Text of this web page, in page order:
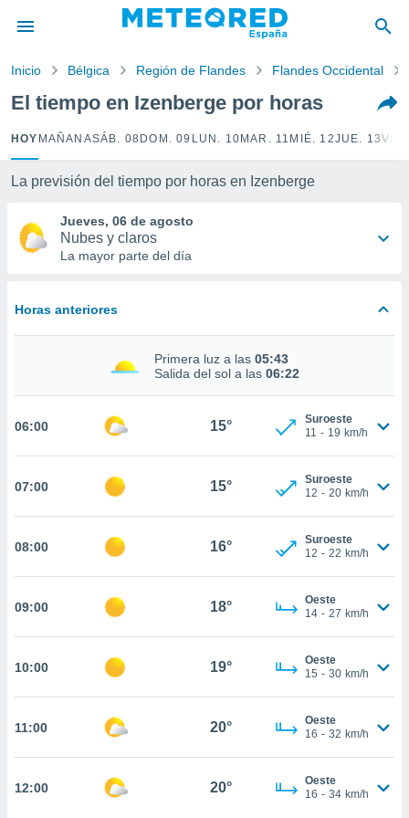
por
para
que se
calidad.
a este
y
digital
permite
seguir
coste.
a la
todas
nuestros
nos
análisis
perfil
y
en
CONFIGURACIÓN
Inicio Bélgica Región de Flandes Flandes Occidental
El tiempo en Izenberge por horas
HOY MAÑANASÁB. 08 DOM. 09 LUN. 10 MAR. 11 MIÉ. 12JUE. 13VIE.
La previsión del tiempo por horas en Izenberge
Jueves, 06 de agosto
Nubes y claros
La mayor parte del día
Horas anteriores
Primera luz a las 05:43
Salida del sol a las 06:22
06:00 15°
Suroeste
11 - 19 km/h
07:00 15°
Suroeste
12 - 20 km/h
08:00 16°
Suroeste
12 - 22 km/h
09:00 18°
Oeste
14 - 27 km/h
10:00 19°
Oeste
15 - 30 km/h
11:00 20°
Oeste
16 - 32 km/h
12:00 20°
Oeste
16 - 34 km/h